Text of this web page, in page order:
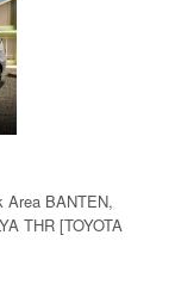
Area BANTEN,
THR [TOYOTA